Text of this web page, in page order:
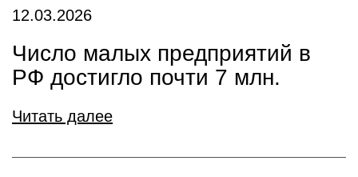
12.03.2026
Число малых предприятий в
РФ достигло почти 7 млн.
Читать далее